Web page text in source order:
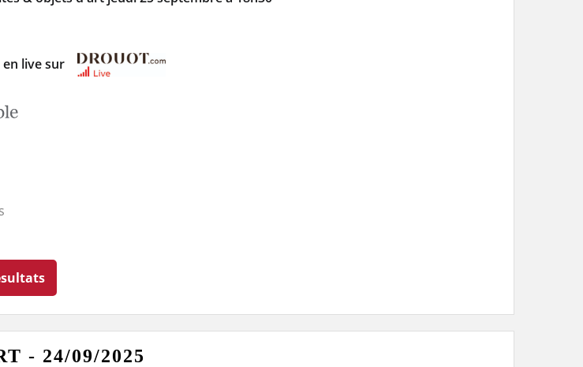
en live sur
- 24/09/2025